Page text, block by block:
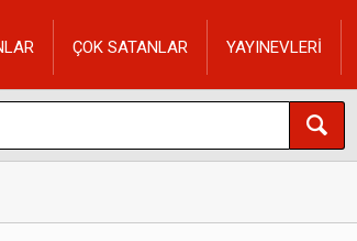
ÇOK SATANLAR YAYINEVLERİ